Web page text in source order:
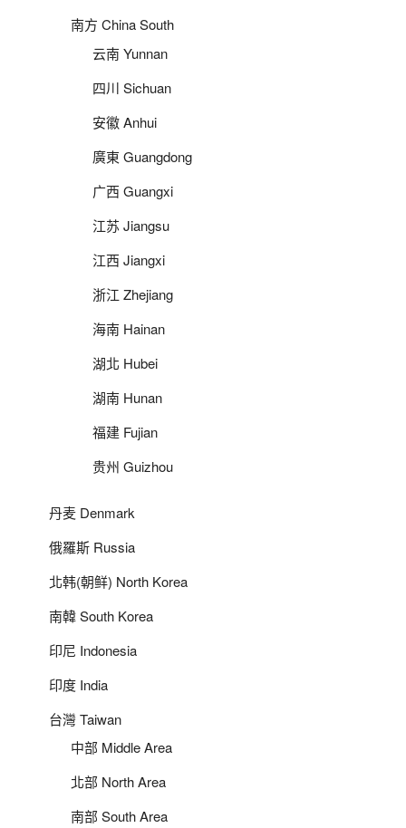
南方 China South
云南 Yunnan
四川 Sichuan
安徽 Anhui
廣東 Guangdong
广西 Guangxi
江苏 Jiangsu
江西 Jiangxi
浙江 Zhejiang
海南 Hainan
湖北 Hubei
湖南 Hunan
福建 Fujian
贵州 Guizhou
丹麦 Denmark
俄羅斯 Russia
北韩(朝鲜) North Korea
南韓 South Korea
印尼 Indonesia
印度 India
台灣 Taiwan
中部 Middle Area
北部 North Area
南部 South Area